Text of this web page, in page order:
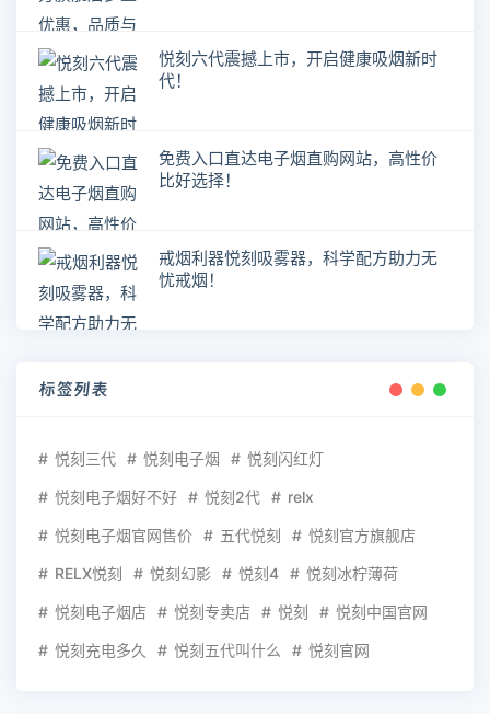
悦刻六代震撼上市，开启健康吸烟新时
代！
免费入口直达电子烟直购网站，高性价
比好选择！
戒烟利器悦刻吸雾器，科学配方助力无
忧戒烟！
标签列表
悦刻三代 悦刻电子烟 悦刻闪红灯
悦刻电子烟好不好 悦刻2代 relx
悦刻电子烟官网售价 五代悦刻 悦刻官方旗舰店
RELX悦刻 悦刻幻影 悦刻4 悦刻冰柠薄荷
悦刻电子烟店 悦刻专卖店 悦刻 悦刻中国官网
悦刻充电多久 悦刻五代叫什么 悦刻官网